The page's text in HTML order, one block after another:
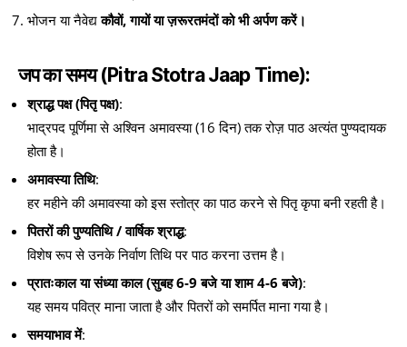
भोजन या नैवेद्यकौवों, गायों या ज़रूरतमंदों को भी अर्पण करें।
जप का समय (Pitra Stotra Jaap Time):
श्राद्ध पक्ष (पितृ पक्ष):
भाद्रपद पूर्णिमा से अश्विन अमावस्या (16 दिन) तक रोज़ पाठ अत्यंत पुण्यदायक
होता है।
अमावस्या तिथि:
हर महीने की अमावस्या को इस स्तोत्र का पाठ करने से पितृ कृपा बनी रहती है।
पितरों की पुण्यतिथि / वार्षिक श्राद्ध:
विशेष रूप से उनके निर्वाण तिथि पर पाठ करना उत्तम है।
प्रातःकाल या संध्या काल (सुबह 6-9 बजे या शाम 4-6 बजे):
यह समय पवित्र माना जाता है और पितरों को समर्पित माना गया है।
समयाभाव में: